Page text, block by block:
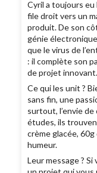
Cyril a toujours eu
file droit vers un
produit. De son
génie
que le virus de
: il complète son
de projet innovant.
Ce qui les unit ?
sans fin, une
surtout, l’envie
études, ils
crème glacée,
humeur.
Leur message ?